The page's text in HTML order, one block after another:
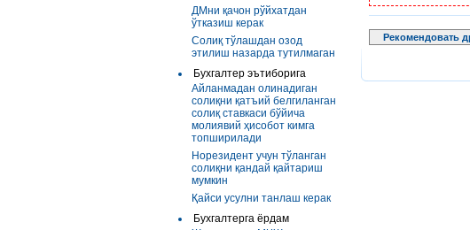
ДМни қачон рўйхатдан
ўтказиш керак
Солиқ тўлашдан озод
этилиш назарда тутилмаган
Бухгалтер эътиборига
Айланмадан олинадиган
солиқни қатъий белгиланган
солиқ ставкаси бўйича
молиявий ҳисобот кимга
топширилади
Норезидент учун тўланган
солиқни қандай қайтариш
мумкин
Қайси усулни танлаш керак
Бухгалтерга ёрдам
Рекомендовать